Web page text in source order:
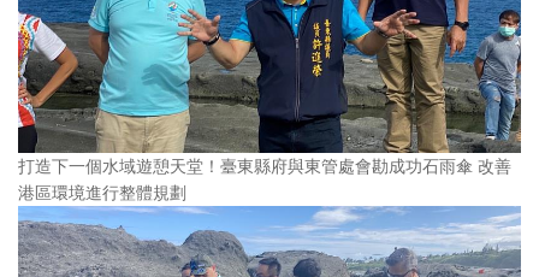
打造下一個水域遊憩天堂！臺東縣府與東管處會勘成功石雨傘 改善
港區環境進行整體規劃